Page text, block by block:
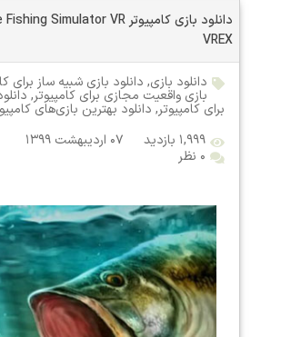
VREX
دانلود بازی, دانلود بازی شبیه ساز برای
بازی واقعیت مجازی برای کامپیوتر,
برای کامپیوتر, دانلود بهترین بازی‌های
۱,۹۹۹ بازدید
۰۷ اردیبهشت ۱۳۹۹
۰ نظر